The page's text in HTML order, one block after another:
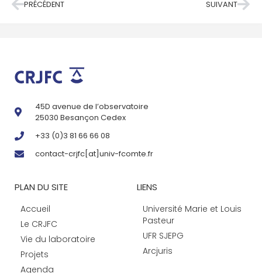
PRÉCÉDENT SUIVANT
45D avenue de l’observatoire
25030 Besançon Cedex
+33 (0)3 81 66 66 08
contact-crjfc[at]univ-fcomte.fr
PLAN DU SITE
Accueil
Le CRJFC
Vie du laboratoire
Projets
Agenda
LIENS
Université Marie et Louis
Pasteur
UFR SJEPG
Arcjuris